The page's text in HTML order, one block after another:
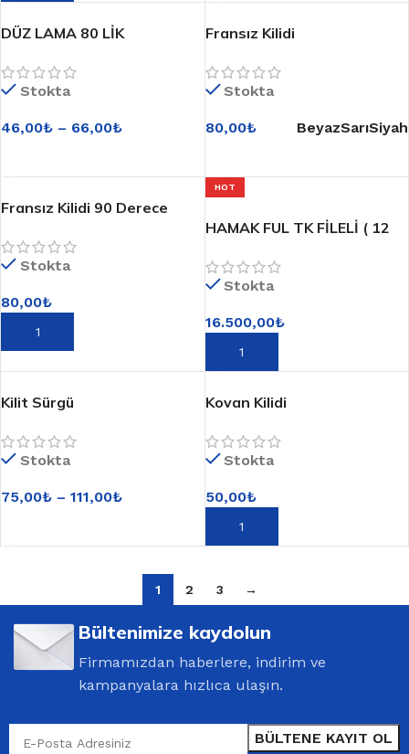
DÜZ LAMA 80 LİK
Stokta
46,00₺ – 66,00₺
Fransız Kilidi
Stokta
80,00₺ BeyazSarıSiyah
Fransız Kilidi 90 Derece
Stokta
80,00₺
SEPETE EKLE
HOT
HAMAK FUL TK FİLELİ ( 12
Stokta
16.500,00₺
SEPETE EKLE
Kilit Sürgü
Stokta
75,00₺ – 111,00₺
Kovan Kilidi
Stokta
50,00₺
SEPETE EKLE
1 2 3 →
Bültenimize kaydolun
Firmamızdan haberlere, indirim ve
kampanyalara hızlıca ulaşın.